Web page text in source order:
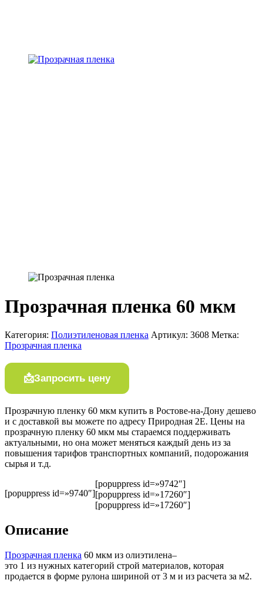
Прозрачная пленка 60 мкм
Категория: Полиэтиленовая пленка Артикул: 3608 Метка:
Прозрачная пленка
Запросить цену
Прозрачную пленку 60 мкм купить в Ростове-на-Дону дешево
и с доставкой вы можете по адресу Природная 2Е. Цены на
прозрачную пленку 60 мкм мы стараемся поддерживать
актуальными, но она может меняться каждый день из за
повышения тарифов транспортных компаний, подорожания
сырья и т.д.
[popuppress id=»9740″]
[popuppress id=»9742″]
[popuppress id=»17260″]
[popuppress id=»17260″]
Описание
Прозрачная пленка 60 мкм из олиэтилена–
это 1 из нужных категорий строй материалов, которая
продается в форме рулона шириной от 3 м и из расчета за м2.